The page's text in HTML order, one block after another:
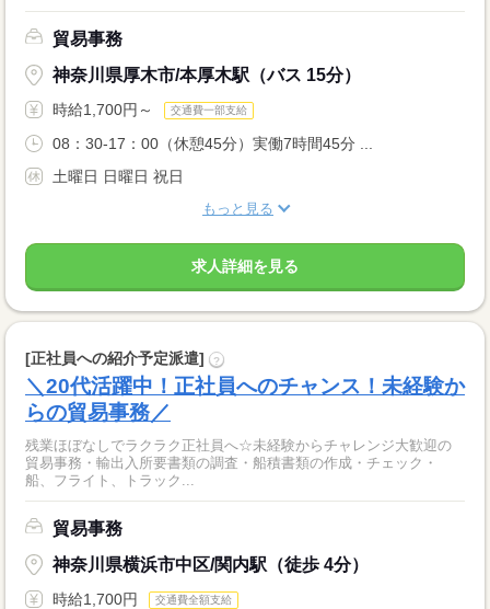
貿易事務
神奈川県厚木市/本厚木駅（バス 15分）
時給1,700円～ 交通費一部支給
08：30-17：00（休憩45分）実働7時間45分 ...
土曜日 日曜日 祝日
もっと見る
求人詳細を見る
[正社員への紹介予定派遣] ?
＼20代活躍中！正社員へのチャンス！未経験か
らの貿易事務／
残業ほぼなしでラクラク正社員へ☆未経験からチャレンジ大歓迎の
貿易事務・輸出入所要書類の調査・船積書類の作成・チェック・
船、フライト、トラック...
貿易事務
神奈川県横浜市中区/関内駅（徒歩 4分）
時給1,700円 交通費全額支給